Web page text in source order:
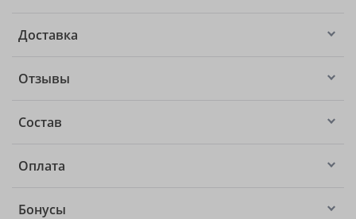
Доставка
Отзывы
Состав
Оплата
Бонусы